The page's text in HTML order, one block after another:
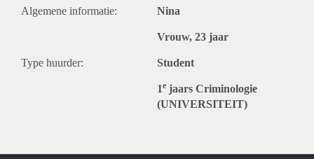
Algemene informatie: Nina
Vrouw, 23 jaar
Type huurder: Student
1e jaars Criminologie
(UNIVERSITEIT)